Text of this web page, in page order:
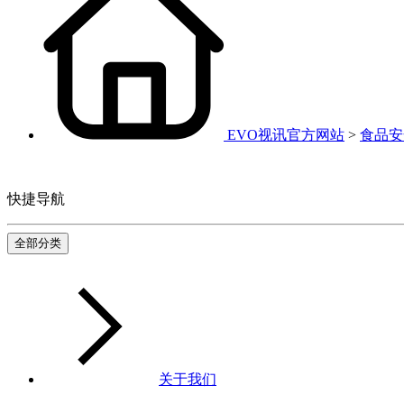
EVO视讯官方网站 > 食品
快捷导航
全部分类
关于我们